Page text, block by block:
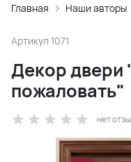
Главная Наши авторы
Артикул 1071
Декор двери
пожаловать"
нет